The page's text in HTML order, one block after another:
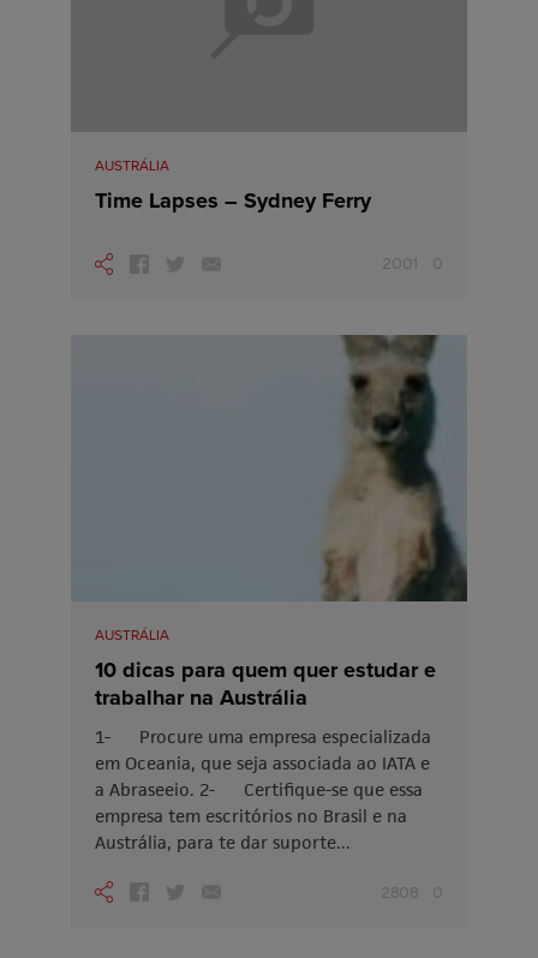
AUSTRÁLIA
Time Lapses – Sydney Ferry
2001 0
AUSTRÁLIA
10 dicas para quem quer estudar e
trabalhar na Austrália
1- Procure uma empresa especializada
em Oceania, que seja associada ao IATA e
a Abraseeio. 2- Certifique-se que essa
empresa tem escritórios no Brasil e na
Austrália, para te dar suporte...
2808 0